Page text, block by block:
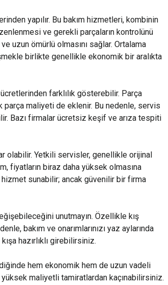
yapılır. Bu bakım hizmetleri, kombinin
ve gerekli parçaların kontrolünü
uzun ömürlü olmasını sağlar. Ortalama
birlikte genellikle ekonomik bir aralıkta
farklılık gösterebilir. Parça
maliyeti de eklenir. Bu nedenle, servis
Bazı firmalar ücretsiz keşif ve arıza tespiti
olabilir. Yetkili servisler, genellikle orijinal
fiyatların biraz daha yüksek olmasına
sunabilir; ancak güvenilir bir firma
unutmayın. Özellikle kış
bakım ve onarımlarınızı yaz aylarında
hazırlıklı girebilirsiniz.
hem ekonomik hem de uzun vadeli
yüksek maliyetli tamiratlardan kaçınabilirsiniz.